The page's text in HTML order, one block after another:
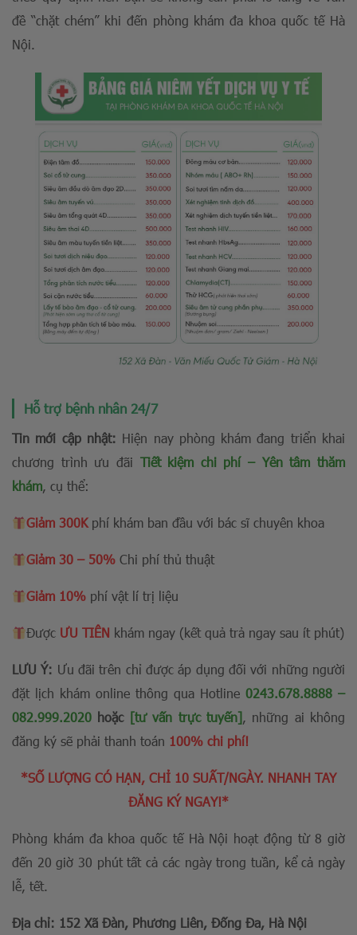
đề “chặt chém” khi đến phòng khám đa khoa quốc tế Hà
Nội.
Hỗ trợ bệnh nhân 24/7
Tin mới cập nhật: Hiện nay phòng khám đang triển khai
chương trình ưu đãi Tiết kiệm chi phí – Yên tâm thăm
khám, cụ thể:
Giảm 300Kphí khám ban đầu với bác sĩ chuyên khoa
Giảm 30 – 50% Chi phí thủ thuật
Giảm 10% phí vật lí trị liệu
Được ƯU TIÊN khám ngay (kết quả trả ngay sau ít phút)
LƯU Ý: Ưu đãi trên chỉ được áp dụng đối với những người
đặt lịch khám online thông qua Hotline 0243.678.8888 –
082.999.2020 hoặc [tư vấn trực tuyến], những ai không
đăng ký sẽ phải thanh toán 100% chi phí!
*SỐ LƯỢNG CÓ HẠN, CHỈ 10 SUẤT/NGÀY. NHANH TAY
ĐĂNG KÝ NGAY!*
Phòng khám đa khoa quốc tế Hà Nội hoạt động từ 8 giờ
đến 20 giờ 30 phút tất cả các ngày trong tuần, kể cả ngày
lễ, tết.
Địa chỉ: 152 Xã Đàn, Phương Liên, Đống Đa, Hà Nội